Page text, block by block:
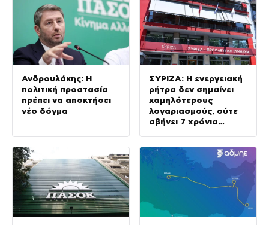
Ανδρουλάκης: Η
πολιτική προστασία
πρέπει να αποκτήσει
νέο δόγμα
ΣΥΡΙΖΑ: Η ενεργειακή
ρήτρα δεν σημαίνει
χαμηλότερους
λογαριασμούς, ούτε
σβήνει 7 χρόνια